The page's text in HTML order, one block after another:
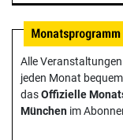
Alle
jeden Monat
dasOffizielle
München im